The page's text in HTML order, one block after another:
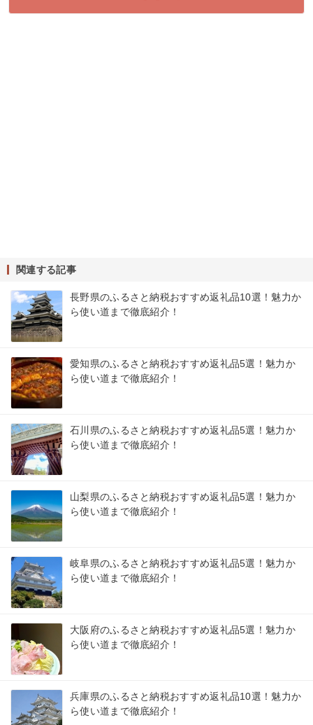
関連する記事
長野県のふるさと納税おすすめ返礼品10選！魅力か
ら使い道まで徹底紹介！
愛知県のふるさと納税おすすめ返礼品5選！魅力か
ら使い道まで徹底紹介！
石川県のふるさと納税おすすめ返礼品5選！魅力か
ら使い道まで徹底紹介！
山梨県のふるさと納税おすすめ返礼品5選！魅力か
ら使い道まで徹底紹介！
岐阜県のふるさと納税おすすめ返礼品5選！魅力か
ら使い道まで徹底紹介！
大阪府のふるさと納税おすすめ返礼品5選！魅力か
ら使い道まで徹底紹介！
兵庫県のふるさと納税おすすめ返礼品10選！魅力か
ら使い道まで徹底紹介！